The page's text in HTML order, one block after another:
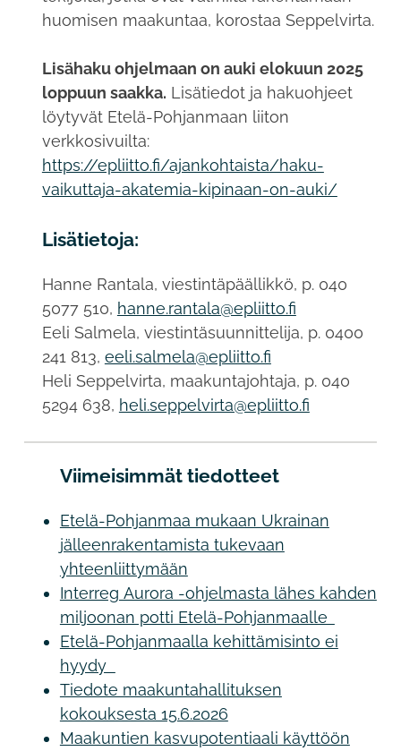
huomisen maakuntaa, korostaa Seppelvirta.
Lisähaku ohjelmaan on auki elokuun 2025
loppuun saakka. Lisätiedot ja hakuohjeet
löytyvät Etelä-Pohjanmaan liiton
verkkosivuilta:
https://epliitto.fi/ajankohtaista/haku-
vaikuttaja-akatemia-kipinaan-on-auki/
Lisätietoja:
Hanne Rantala, viestintäpäällikkö, p. 040
5077 510, hanne.rantala@epliitto.fi
Eeli Salmela, viestintäsuunnittelija, p. 0400
241 813, eeli.salmela@epliitto.fi
Heli Seppelvirta, maakuntajohtaja, p. 040
5294 638, heli.seppelvirta@epliitto.fi
Viimeisimmät tiedotteet
Etelä-Pohjanmaa mukaan Ukrainan
jälleenrakentamista tukevaan
yhteenliittymään
Interreg Aurora -ohjelmasta lähes kahden
miljoonan potti Etelä-Pohjanmaalle
Etelä-Pohjanmaalla kehittämisinto ei
hyydy
Tiedote maakuntahallituksen
kokouksesta 15.6.2026
Maakuntien kasvupotentiaali käyttöön